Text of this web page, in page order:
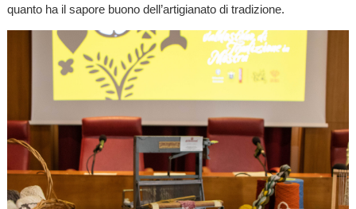
quanto ha il sapore buono dell’artigianato di tradizione.